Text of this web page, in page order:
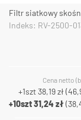
Filtr siatkowy
Indeks: RV-2500-
Cena netto
+1szt38,19 zł(
+10szt31,24 zł(